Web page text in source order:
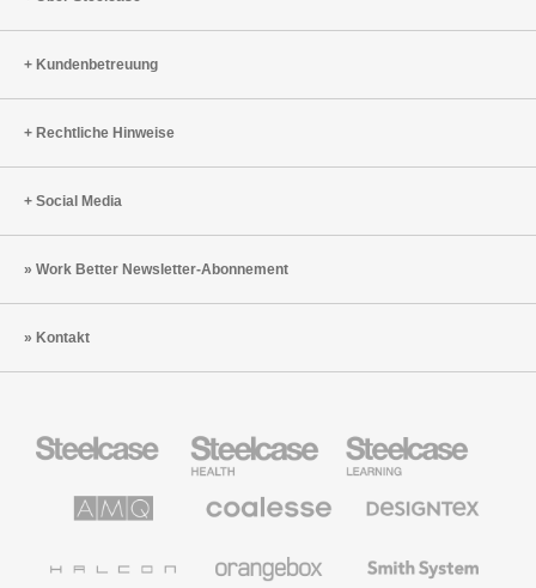
Kundenbetreuung
Rechtliche Hinweise
Social Media
Work Better Newsletter-Abonnement
Kontakt
Büromöbel
Health
Education
Möbel
Solutions
Büromöbel
Textilien
System